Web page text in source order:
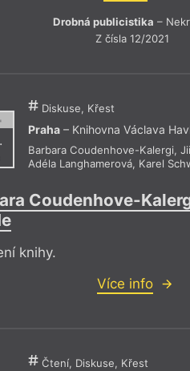
Drobná publicistika –
Z čísla 12/2021
Diskuse, Křest
Praha – Knihovna Václava
Barbara Coudenhove-Kalergi,
Adéla Langhamerová, Karel
Coudenhove-
knihy.
Více info
Čtení, Diskuse, Křest